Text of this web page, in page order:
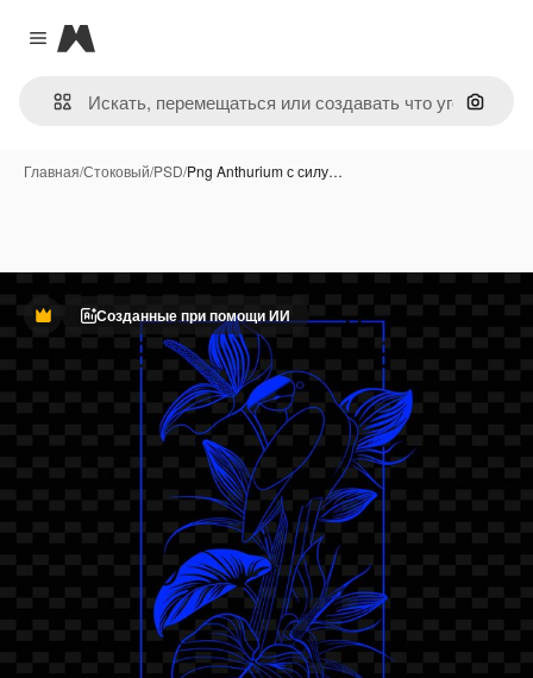
Close menu
Magnific
Поиск
Главная/Стоковый/PSD/Png Anthurium с силу…
ПремиумСозданные при помощи ИИ